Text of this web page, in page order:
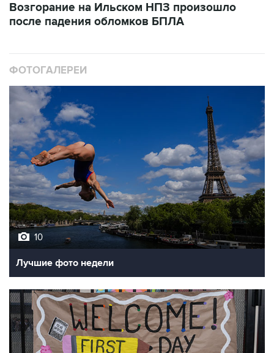
Возгорание на Ильском НПЗ произошло
после падения обломков БПЛА
ФОТОГАЛЕРЕИ
10
Лучшие фото недели